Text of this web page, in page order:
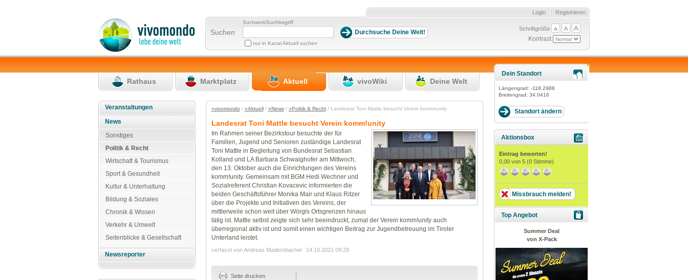
Registrieren
Login
Suchen
Suchwort/Suchbegriff
nur in Kanal Aktuell suchen
Schriftgröße
Kontrast
Rathaus Marktplatz Aktuell vivoWiki Deine Welt
Veranstaltungen
News
Sonstiges
Politik & Recht
Wirtschaft & Tourismus
Sport & Gesundheit
Kultur & Unterhaltung
Bildung & Soziales
Chronik & Wissen
Verkehr & Umwelt
Seitenblicke & Gesellschaft
Newsreporter
»vivomondo / »Aktuell/ »News/ »Politik & Recht/ Landesrat Toni Mattle besucht Verein komm!unity
Landesrat Toni Mattle besucht Verein komm!unity
Im Rahmen seiner Bezirkstour besuchte der für
Familien, Jugend und Senioren zuständige Landesrat
Toni Mattle in Begleitung von Bundesrat Sebastian
Kolland und LA Barbara Schwaighofer am Mittwoch,
den 13. Oktober auch die Einrichtungen des Vereins
komm!unity. Gemeinsam mit BGM Hedi Wechner und
Sozialreferent Christian Kovacevic informierten die
beiden Geschäftsführer Monika Mair und Klaus Ritzer
über die Projekte und Initiativen des Vereins, der
mittlerweile schon weit über Wörgls Ortsgrenzen hinaus
tätig ist. Mattle selbst zeigte sich sehr beeindruckt, zumal der Verein komm!unity auch
überregional aktiv ist und somit einen wichtigen Beitrag zur Jugendbetreuung im Tiroler
Unterland leistet.
verfasst von Andreas Madersbacher 14.10.2021 09:29
Seite drucken
Dein Standort
Längengrad: -118.2988
Breitengrad: 34.0416
Aktionsbox
Eintrag bewerten!
0,00 von 5 (0 Stimme)
Missbrauch melden!
Top Angebot
Summer Deal
von X-Pack